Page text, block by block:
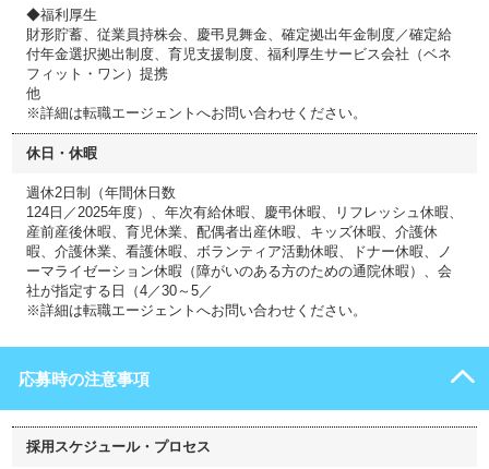
◆福利厚生
財形貯蓄、従業員持株会、慶弔見舞金、確定拠出年金制度／確定給
付年金選択拠出制度、育児支援制度、福利厚生サービス会社（ベネ
フィット・ワン）提携
他
※詳細は転職エージェントへお問い合わせください。
休日・休暇
週休2日制（年間休日数
124日／2025年度）、年次有給休暇、慶弔休暇、リフレッシュ休暇、
産前産後休暇、育児休業、配偶者出産休暇、キッズ休暇、介護休
暇、介護休業、看護休暇、ボランティア活動休暇、ドナー休暇、ノ
ーマライゼーション休暇（障がいのある方のための通院休暇）、会
社が指定する日（4／30～5／
※詳細は転職エージェントへお問い合わせください。
応募時の注意事項
採用スケジュール・プロセス